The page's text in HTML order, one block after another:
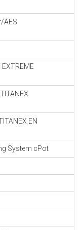
AES
EN
System cPot